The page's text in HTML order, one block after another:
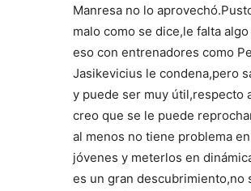
Manresa no lo
malo como se dice,le falta
eso con entrenadores como
Jasikevicius le condena,pero
y puede ser muy útil,respecto
creo que se le puede
al menos no tiene problema
jóvenes y meterlos en
es un gran descubrimiento,no